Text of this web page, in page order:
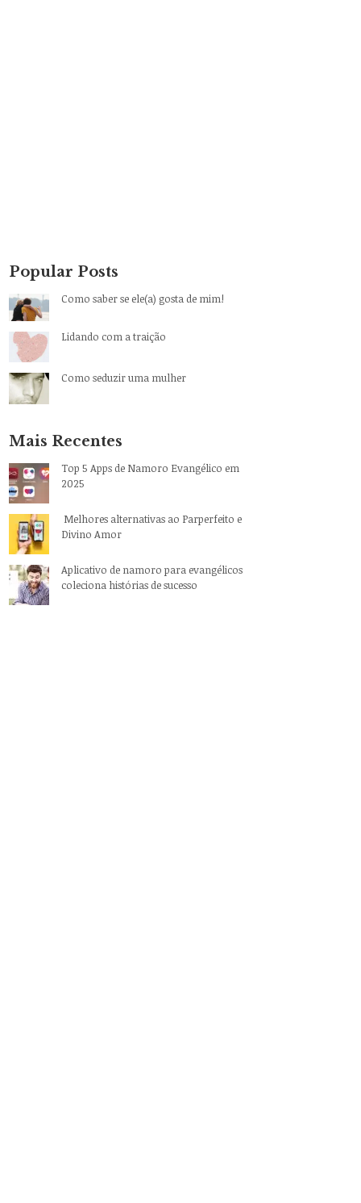
Popular Posts
Como saber se ele(a) gosta de mim!
Lidando com a traição
Como seduzir uma mulher
Mais Recentes
Top 5 Apps de Namoro Evangélico em
2025
Melhores alternativas ao Parperfeito e
Divino Amor
Aplicativo de namoro para evangélicos
coleciona histórias de sucesso